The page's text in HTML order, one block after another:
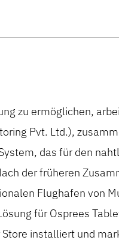
zu ermöglichen,
Pvt. Ltd.),
das für den
der früheren
Flughafen von
für Osprees
installiert und